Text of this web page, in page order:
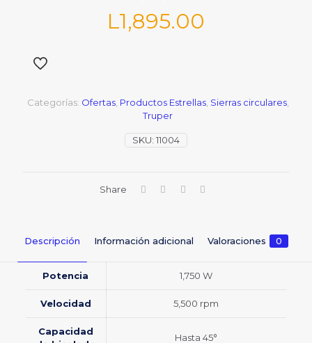
L1,895.00
SKU: 11004
Categorías: Ofertas, Productos Estrellas, Sierras circulares,
Truper
Share
Descripción Información adicional Valoraciones 0
Potencia 1,750 W
Velocidad 5,500 rpm
Capacidad
Hasta 45°